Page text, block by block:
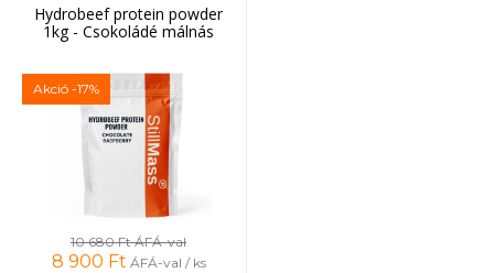
Hydrobeef protein powder
1kg - Csokoládé málnás
Akció -17%
10 680 FtÁFÁ-val
8 900 Ft ÁFÁ-val / ks